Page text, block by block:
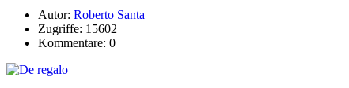
Autor: Roberto Santa
Zugriffe: 15602
Kommentare: 0